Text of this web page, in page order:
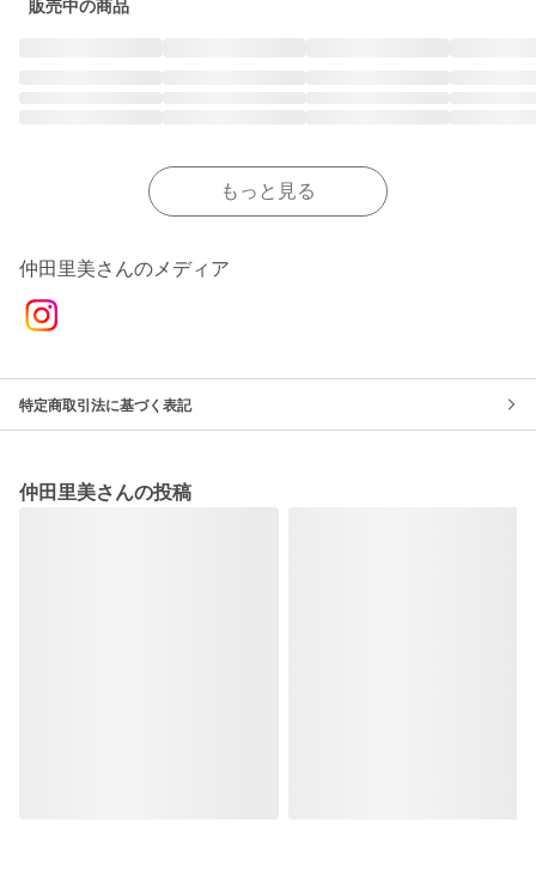
販売中の商品
もっと見る
仲田里美さんのメディア
特定商取引法に基づく表記
仲田里美さんの投稿